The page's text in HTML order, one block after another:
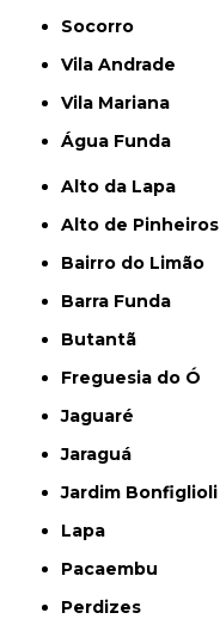
Socorro
Vila Andrade
Vila Mariana
Água Funda
Alto da Lapa
Alto de Pinheiros
Bairro do Limão
Barra Funda
Butantã
Freguesia do Ó
Jaguaré
Jaraguá
Jardim Bonfiglioli
Lapa
Pacaembu
Perdizes